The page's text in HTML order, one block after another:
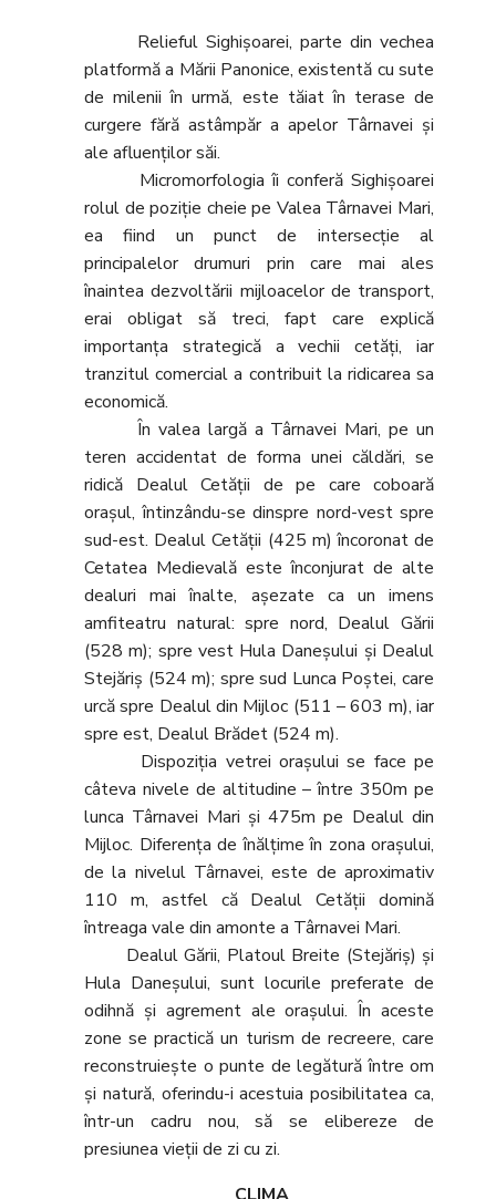
Relieful Sighişoarei, parte din vechea
platformă a Mării Panonice, existentă cu sute
de milenii în urmă, este tăiat în terase de
curgere fără astâmpăr a apelor Târnavei şi
ale afluenţilor săi.
Micromorfologia îi conferă Sighişoarei
rolul de poziţie cheie pe Valea Târnavei Mari,
ea fiind un punct de intersecţie al
principalelor drumuri prin care mai ales
înaintea dezvoltării mijloacelor de transport,
erai obligat să treci, fapt care explică
importanţa strategică a vechii cetăţi, iar
tranzitul comercial a contribuit la ridicarea sa
economică.
În valea largă a Târnavei Mari, pe un
teren accidentat de forma unei căldări, se
ridică Dealul Cetăţii de pe care coboară
oraşul, întinzându-se dinspre nord-vest spre
sud-est. Dealul Cetăţii (425 m) încoronat de
Cetatea Medievală este înconjurat de alte
dealuri mai înalte, aşezate ca un imens
amfiteatru natural: spre nord, Dealul Gării
(528 m); spre vest Hula Daneşului şi Dealul
Stejăriş (524 m); spre sud Lunca Poştei, care
urcă spre Dealul din Mijloc (511 – 603 m), iar
spre est, Dealul Brădet (524 m).
Dispoziţia vetrei oraşului se face pe
câteva nivele de altitudine – între 350m pe
lunca Târnavei Mari şi 475m pe Dealul din
Mijloc. Diferenţa de înălţime în zona oraşului,
de la nivelul Târnavei, este de aproximativ
110 m, astfel că Dealul Cetăţii domină
întreaga vale din amonte a Târnavei Mari.
Dealul Gării, Platoul Breite (Stejăriş) şi
Hula Daneşului, sunt locurile preferate de
odihnă şi agrement ale oraşului. În aceste
zone se practică un turism de recreere, care
reconstruieşte o punte de legătură între om
şi natură, oferindu-i acestuia posibilitatea ca,
într-un cadru nou, să se elibereze de
presiunea vieţii de zi cu zi.